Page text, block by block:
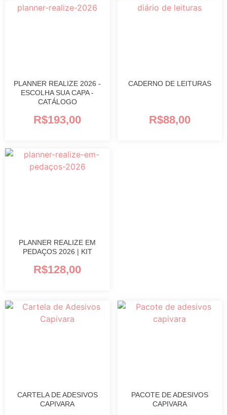
PLANNER REALIZE 2026 -
ESCOLHA SUA CAPA -
CATÁLOGO
R$193,00
CADERNO DE LEITURAS
R$88,00
PLANNER REALIZE EM
PEDAÇOS 2026 | KIT
R$128,00
CARTELA DE ADESIVOS
CAPIVARA
PACOTE DE ADESIVOS
CAPIVARA